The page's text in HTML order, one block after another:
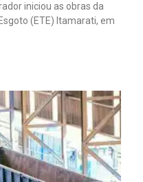
iniciou as obras da
(ETE) Itamarati, em